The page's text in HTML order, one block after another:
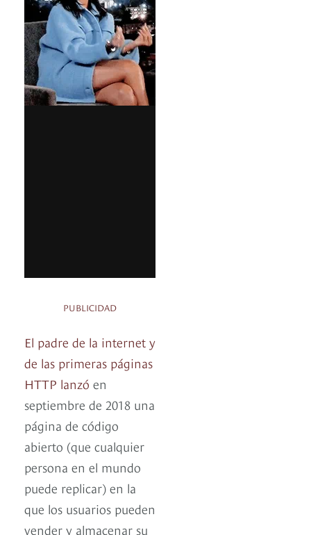
PUBLICIDAD
El padre de la internet y
de las primeras páginas
HTTP lanzó en
septiembre de 2018 una
página de código
abierto (que cualquier
persona en el mundo
puede replicar) en la
que los usuarios pueden
vender y almacenar su